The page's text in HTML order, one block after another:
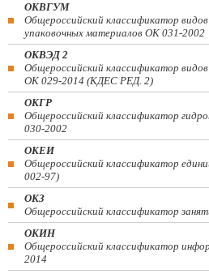
ОКВГУМ
Общероссийский классификатор видов
упаковочных материалов ОК 031-2002
ОКВЭД 2
Общероссийский классификатор
ОК 029-2014 (КДЕС РЕД. 2)
ОКГР
Общероссийский классификатор
030-2002
ОКЕИ
Общероссийский классификатор
002-97)
ОКЗ
Общероссийский классификатор
ОКИН
Общероссийский классификатор
2014